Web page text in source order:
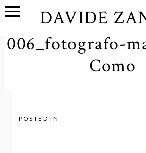
DAVIDE
006_fotografo-
Como
POSTED IN